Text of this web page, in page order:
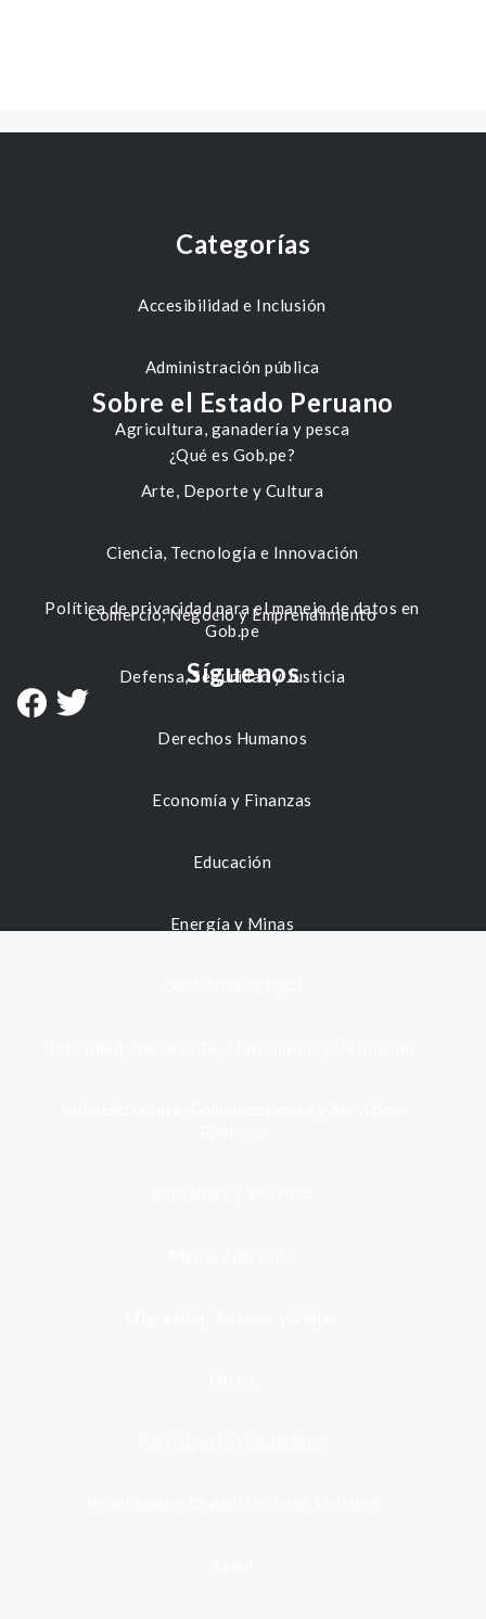
Categorías
Accesibilidad e Inclusión
Administración pública
Agricultura, ganadería y pesca
Arte, Deporte y Cultura
Ciencia, Tecnología e Innovación
Comercio, Negocio y Emprendimiento
Defensa, Seguridad y Justicia
Derechos Humanos
Economía y Finanzas
Educación
Energía y Minas
Sobre el Estado Peruano
¿Qué es Gob.pe?
Política de privacidad para el manejo de datos en
Gob.pe
Síguenos